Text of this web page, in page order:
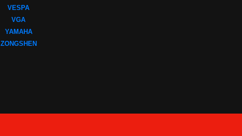
VESPA
VGA
YAMAHA
ZONGSHEN